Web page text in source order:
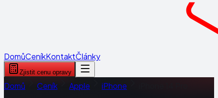
DomůCeníkKontaktČlánky
Zjistit cenu opravy
Domů Ceník Apple iPhone